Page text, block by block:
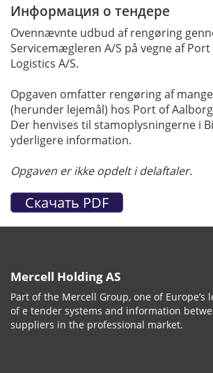
Информация о тендере
Ovennævnte udbud af rengøring
Servicemægleren A/S på vegne af
Logistics A/S.
Opgaven omfatter rengøring af
(herunder lejemål) hos Port of
Der henvises til stamoplysningerne i
yderligere information.
Opgaven er ikke opdelt i delaftaler.
Mercell Holding AS
Part of the Mercell Group, one of Europe’s
of e tender systems and information
suppliers in the professional market.